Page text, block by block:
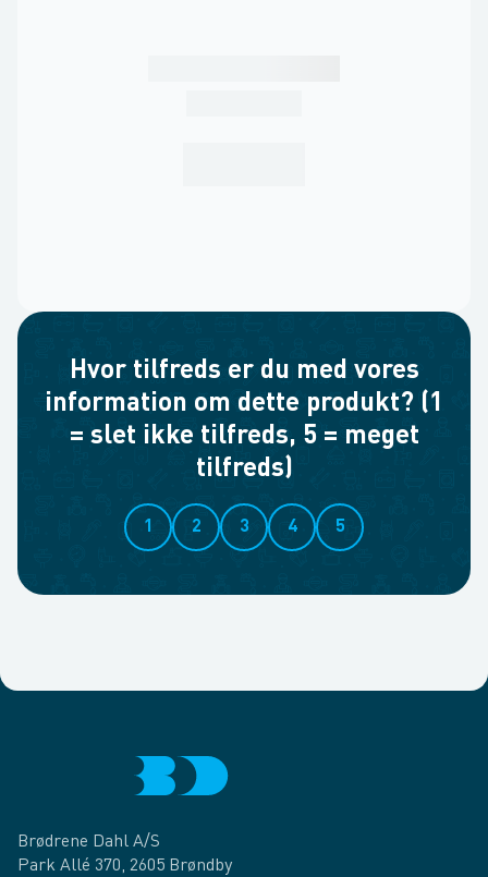
Hvor tilfreds er du med vores
information om dette produkt? (1
= slet ikke tilfreds, 5 = meget
tilfreds)
1 2 3 4 5
Brødrene Dahl A/S
Park Allé 370, 2605 Brøndby